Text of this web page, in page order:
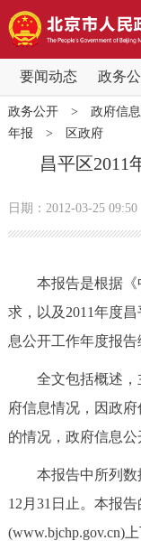
要闻动态 政务
要闻动态
党中央精神
北京要闻
各区热点
政务公开
市领导
政策兑现
决策公开
政务服务
政务公开> 政府信
年报 > 区政府
昌平区2011
日期：2012-03-25 09:50
本报告是根据《
求，以及2011年度
息公开工作年度报告
全文包括概述，
府信息情况，因政
的情况，政府信息公
本报告中所列数据
12月31日止。本报
(www.bjchp.gov.cn)